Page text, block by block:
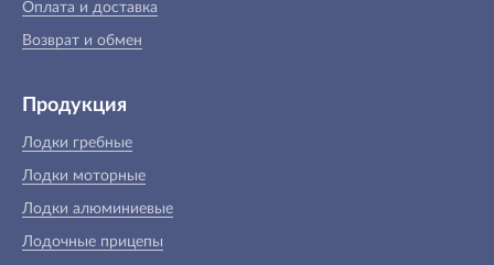
Оплата и доставка
Возврат и обмен
Продукция
Лодки гребные
Лодки моторные
Лодки алюминиевые
Лодочные прицепы